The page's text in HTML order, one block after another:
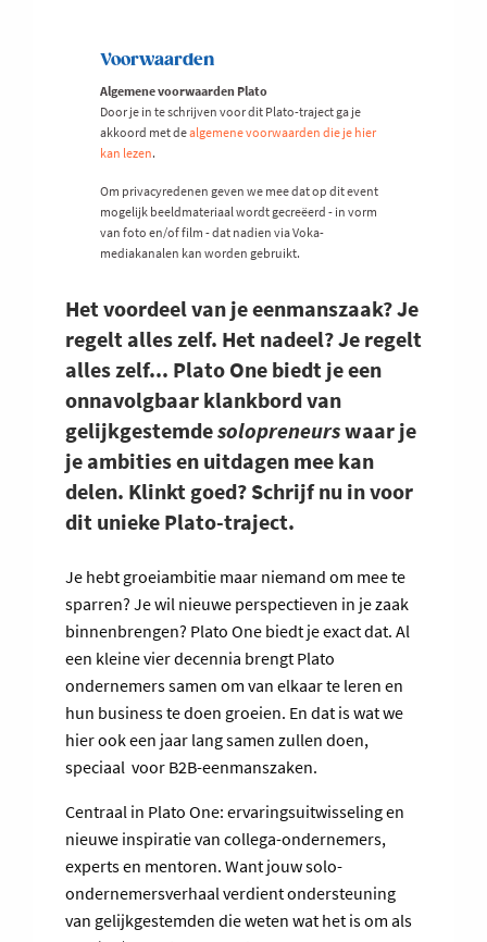
Het voordeel van je eenmanszaak? Je
regelt alles zelf. Het nadeel? Je regelt
alles zelf... Plato One biedt je een
onnavolgbaar klankbord van
gelijkgestemdesolopreneurswaar je
je ambities en uitdagen mee kan
delen. Klinkt goed? Schrijf nu in voor
dit unieke Plato-traject.
Je hebt groeiambitie maar niemand om mee te
sparren? Je wil nieuwe perspectieven in je zaak
binnenbrengen? Plato One biedt je exact dat. Al
een kleine vier decennia brengt Plato
ondernemers samen om van elkaar te leren en
hun business te doen groeien. En dat is wat we
hier ook een jaar lang samen zullen doen,
speciaal voor B2B-eenmanszaken.
Centraal in Plato One: ervaringsuitwisseling en
nieuwe inspiratie van collega-ondernemers,
experts en mentoren. Want jouw solo-
ondernemersverhaal verdient ondersteuning
van gelijkgestemden die weten wat het is om als
Voorwaarden
Algemene voorwaarden Plato
Door je in te schrijven voor dit Plato-traject ga je
akkoord met dealgemene voorwaarden die je hier
kan lezen.
Om privacyredenen geven we mee dat op dit event
mogelijk beeldmateriaal wordt gecreëerd - in vorm
van foto en/of film - dat nadien via Voka-
mediakanalen kan worden gebruikt.